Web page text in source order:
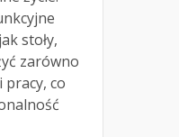
stoły,
zarówno
pracy, co